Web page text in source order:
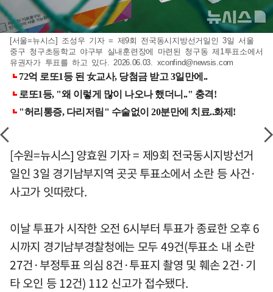
[서울=뉴시스] 조성우 기자 = 제9회 전국동시지방선거일인 3일 서울
중구 청구초등학교 야구부 실내훈련장에 마련된 청구동 제1투표소에서
유권자가 투표를 하고 있다. 2026.06.03. xconfind@newsis.com
[수원=뉴시스] 양효원 기자 = 제9회 전국동시지방선거
일인 3일 경기남부지역 곳곳 투표소에서 소란 등 사건·
사고가 잇따랐다.
이날 투표가 시작한 오전 6시부터 투표가 종료한 오후 6
시까지 경기남부경찰청에는 모두 49건(투표소 내 소란
27건·부정투표 의심 8건·투표지 촬영 및 훼손 2건·기
타 오인 등 12건) 112 신고가 접수됐다.